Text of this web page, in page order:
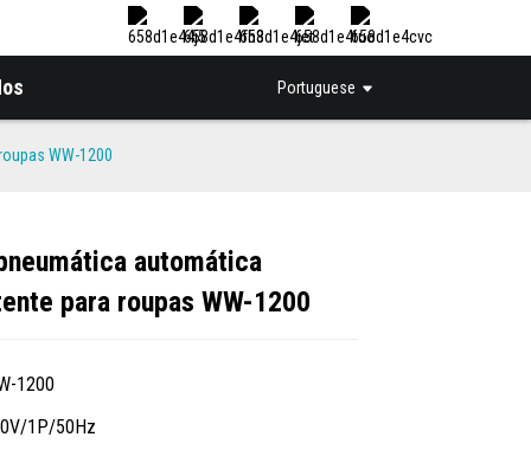
Portuguese
WW-1200
Loading...
Loading...
automática
para roupas WW-1200
1200
1P/50Hz